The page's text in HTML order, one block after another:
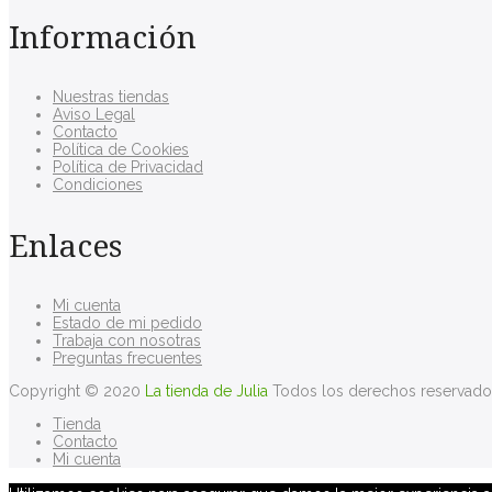
Información
Nuestras tiendas
Aviso Legal
Contacto
Política de Cookies
Política de Privacidad
Condiciones
Enlaces
Mi cuenta
Estado de mi pedido
Trabaja con nosotras
Preguntas frecuentes
Copyright © 2020
La tienda de Julia Todos los derechos
Tienda
Contacto
Mi cuenta